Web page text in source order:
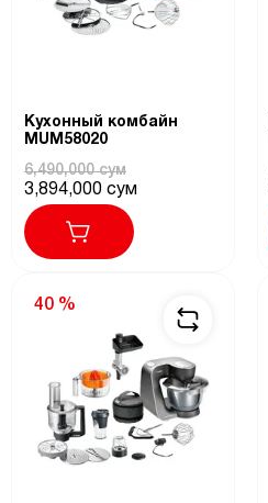
Кухонный комбайн
MUM58020
6,490,000 сум
3,894,000 сум
40 %